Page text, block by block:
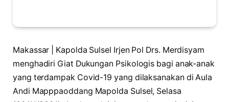
Makassar | Kapolda Sulsel Irjen Pol Drs. Merdisyam
menghadiri Giat Dukungan Psikologis bagi anak-anak
yang terdampak Covid-19 yang dilaksanakan di Aula
Andi Mapppaoddang Mapolda Sulsel, Selasa